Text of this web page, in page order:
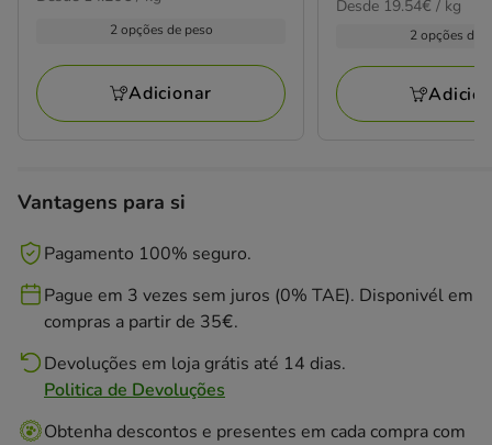
58.68€
2 opções de peso
Adicionar
de
39.87€
19.54€
Desde 19.54€ / kg
2 opções de
Vantagens para si
Pagamento 100% seguro.
Pague em 3 vezes sem juros (0% TAE). Disponivél em
compras a partir de 35€.
Devoluções em loja grátis até 14 dias.
Politica de Devoluções
Obtenha descontos e presentes em cada compra com